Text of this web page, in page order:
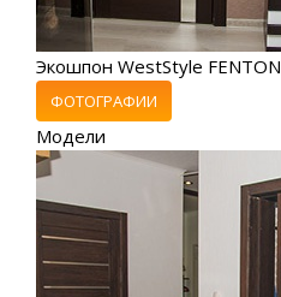
Экошпон WestStyle FENTON
ФОТОГРАФИИ
Модели